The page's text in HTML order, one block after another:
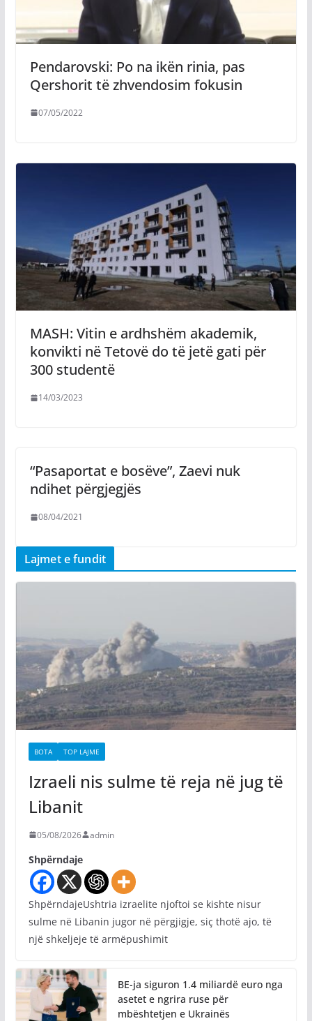
Pendarovski: Po na ikën rinia, pas
Qershorit të zhvendosim fokusin
07/05/2022
MASH: Vitin e ardhshëm akademik,
konvikti në Tetovë do të jetë gati për
300 studentë
14/03/2023
“Pasaportat e bosëve”, Zaevi nuk
ndihet përgjegjës
08/04/2021
Lajmet e fundit
BOTA TOP LAJME
Izraeli nis sulme të reja në jug të
Libanit
05/08/2026 admin
Shpërndaje
ShpërndajeUshtria izraelite njoftoi se kishte nisur
sulme në Libanin jugor në përgjigje, siç thotë ajo, të
një shkeljeje të armëpushimit
BE-ja siguron 1.4 miliardë euro nga
asetet e ngrira ruse për
mbështetjen e Ukrainës